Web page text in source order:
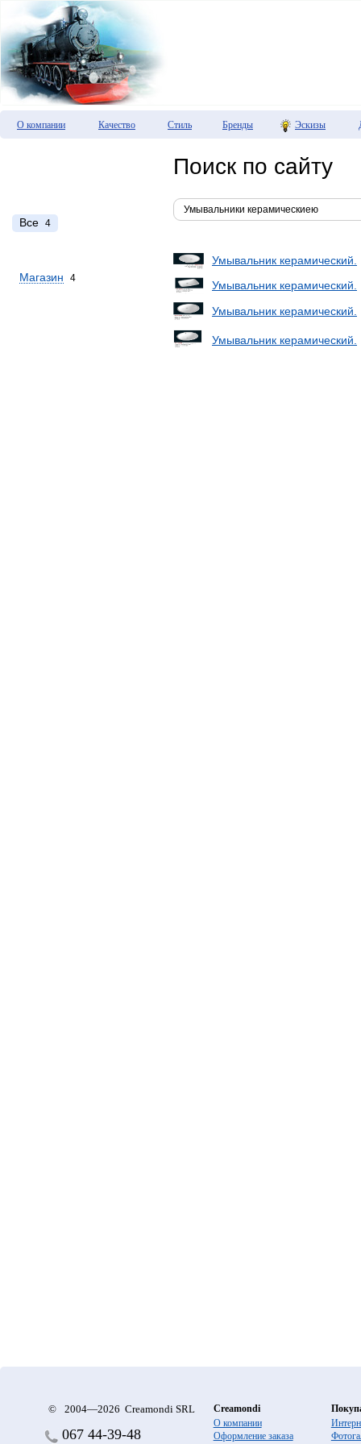
О компании Качество Стиль Бренды Эскизы
Все 4
Магазин 4
Поиск по сайту
Умывальник керамический.
Умывальник керамический.
Умывальник керамический.
Умывальник керамический.
© 2004—2026 Creamondi SRL
067 44-39-48
Creamondi
О компании
Оформление заказа